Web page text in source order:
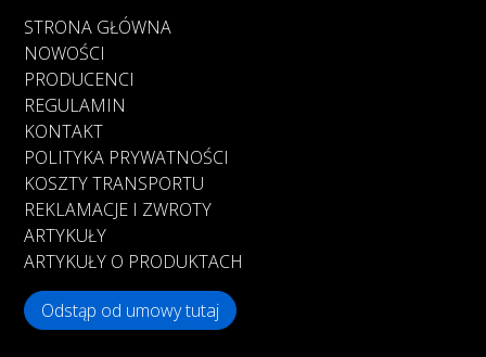
STRONA GŁÓWNA
NOWOŚCI
PRODUCENCI
REGULAMIN
KONTAKT
POLITYKA PRYWATNOŚCI
KOSZTY TRANSPORTU
REKLAMACJE I ZWROTY
ARTYKUŁY
ARTYKUŁY O PRODUKTACH
Odstąp od umowy tutaj